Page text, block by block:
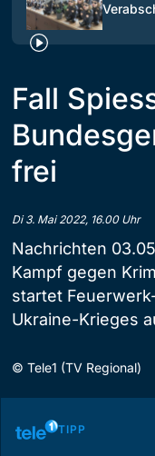
Fall
frei
Di 3. Mai 2022, 16.00 Uhr
Nachrichten
Kampf gegen
startet
Ukraine-Krieges
© Tele1 (TV Regional)
TIPP